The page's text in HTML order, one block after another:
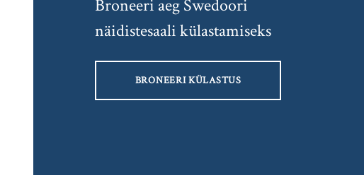
Broneeri aeg Swedoori
näidistesaali külastamiseks
BRONEERI KÜLASTUS